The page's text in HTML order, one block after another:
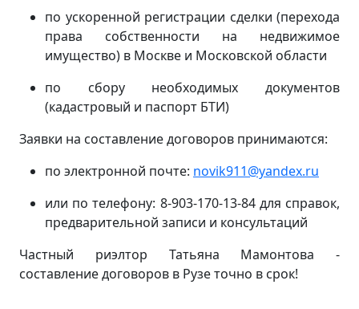
по ускоренной регистрации сделки (перехода
права собственности на недвижимое
имущество) в Москве и Московской области
по сбору необходимых документов
(кадастровый и паспорт БТИ)
Заявки на составление договоров принимаются:
по электронной почте: novik911@yandex.ru
или по телефону: 8-903-170-13-84 для справок,
предварительной записи и консультаций
Частный риэлтор Татьяна Мамонтова -
составление договоров в Рузе точно в срок!